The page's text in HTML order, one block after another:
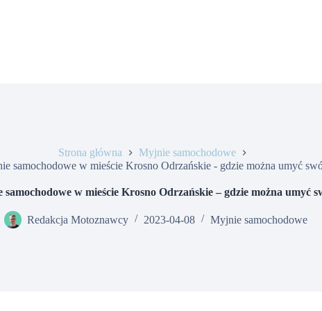
Strona główna
Myjnie samochodowe
samochodowe w mieście Krosno Odrzańskie - gdzie można umyć
w mieście Krosno Odrzańskie – gdzie można umyć
Redakcja Motoznawcy 2023-04-08 Myjnie samochodowe